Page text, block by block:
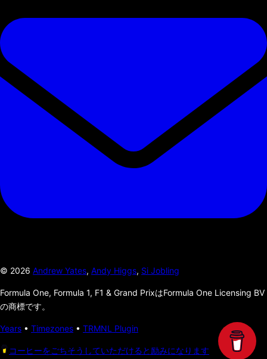
© 2026 Andrew Yates, Andy Higgs, Si Jobling
Formula One, Formula 1, F1 & Grand PrixはFormula One Licensing BV
の商標です。
Years • Timezones • TRMNL Plugin
コーヒーをごちそうしていただけると励みになります